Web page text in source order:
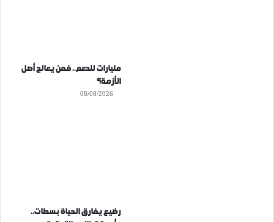
مليارات للدعم.. فمن يعالج أصل
الأزمة؟
08/08/2026
رضيع يفارق الحياة بسطات..